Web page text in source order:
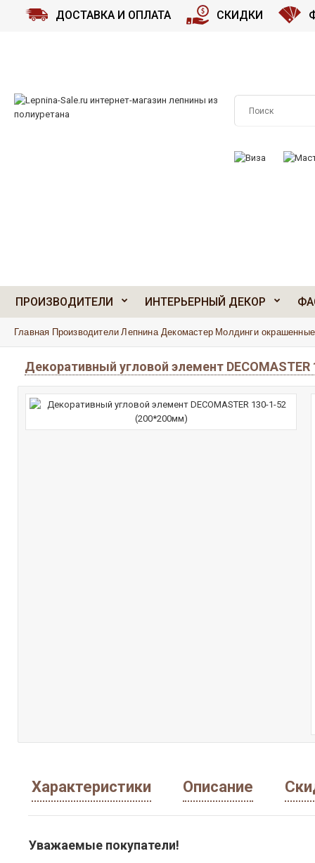
ДОСТАВКА И ОПЛАТА СКИДКИ
ПРОИЗВОДИТЕЛИ ИНТЕРЬЕРНЫЙ ДЕКОР
Главная Производители Лепнина Декомастер Молдинги
Декоративный угловой элемент
Характеристики Описание
Уважаемые покупатели!